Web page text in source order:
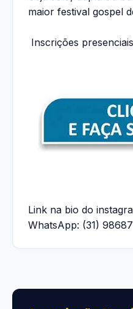
maior festival gospel
Inscrições
Link na bio do
WhatsApp: (31)